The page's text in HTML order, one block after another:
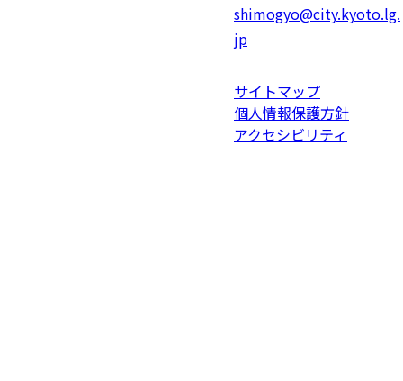
shimogyo@city.kyoto.lg.
jp
サイトマップ
個人情報保護方針
アクセシビリティ